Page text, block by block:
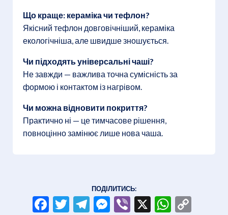
Що краще: кераміка чи тефлон?
Якісний тефлон довговічніший, кераміка
екологічніша, але швидше зношується.
Чи підходять універсальні чаші?
Не завжди — важлива точна сумісність за
формою і контактом із нагрівом.
Чи можна відновити покриття?
Практично ні — це тимчасове рішення,
повноцінно замінює лише нова чаша.
ПОДІЛИТИСЬ:
Facebook
Twitter
Telegram
Messenger
Viber
X